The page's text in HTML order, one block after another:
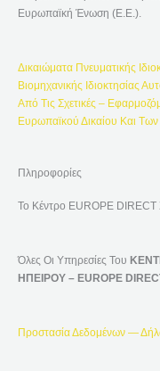
Η
Α
Ευρωπαϊκή Ένωση (Ε.Ε.).
Δικαιώματα Πνευματικής
Βιομηχανικής Ιδιοκτησίας
Από Τις Σχετικές –
Ευρωπαϊκού Δικαίου Και
Πληροφορίες
Το Κέντρο EUROPE DIRECT
Όλες Οι Υπηρεσίες Του
ΗΠΕΙΡΟΥ – EUROPE
Προστασία Δεδομένων —